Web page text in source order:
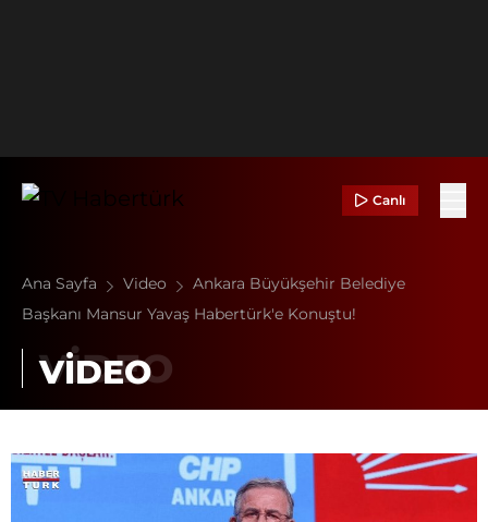
Canlı
Ana Sayfa Video
Ankara Büyükşehir Belediye
Başkanı Mansur Yavaş Habertürk'e Konuştu!
VİDEO